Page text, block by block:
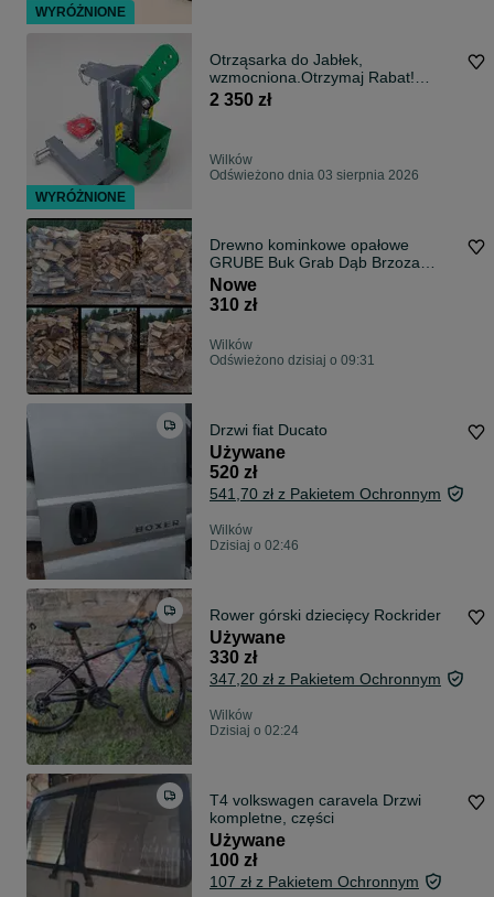
Otrząsarka do Jabłek,
wzmocniona.Otrzymaj Rabat!
Otrzasarka.
2 350 zł
Wilków
Odświeżono dnia 03 sierpnia 2026
Drewno kominkowe opałowe
GRUBE Buk Grab Dąb Brzoza
suche świeże na paletach 1,7 mp
FAKTURA/PARAGON
Nowe
310 zł
Wilków
Odświeżono dzisiaj o 09:31
Drzwi fiat Ducato
Używane
520 zł
541,70 zł z Pakietem Ochronnym
Wilków
Dzisiaj o 02:46
Rower górski dziecięcy Rockrider
Używane
330 zł
347,20 zł z Pakietem Ochronnym
Wilków
Dzisiaj o 02:24
T4 volkswagen caravela Drzwi
kompletne, części
Używane
100 zł
107 zł z Pakietem Ochronnym
WYRÓŻNIONE
WYRÓŻNIONE